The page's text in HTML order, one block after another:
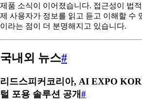
제품 소식이 이어졌습니다. 접근성이 법
제 사용자가 정보를 읽고 듣고 이해할 수
이라는 점이 더 분명해지고 있습니다.
국내외 뉴스#
리드스피커코리아, AI EXPO
털 포용 솔루션 공개#